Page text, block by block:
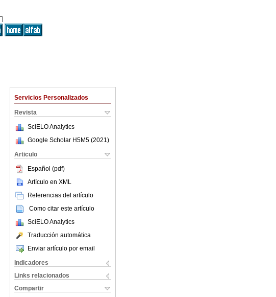
Servicios Personalizados
Revista
SciELO Analytics
Google Scholar H5M5 (2021 )
Articulo
Español (pdf)
Artículo en XML
Referencias del artículo
Como citar este artículo
SciELO Analytics
Traducción automática
Enviar artículo por email
Indicadores
Links relacionados
Compartir